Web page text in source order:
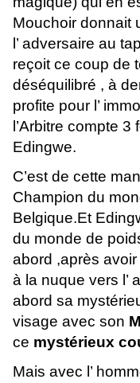
Mouchoir donnait
l’ adversaire au
reçoit ce coup de
déséquilibré , à
profite pour l’
l’Arbitre compte 3
Edingwe.
C’est de cette
Champion du
Belgique.Et
du monde de
abord ,après
à la nuque vers l’
abord sa
visage avec son
ce mystérieux
Mais avec l’